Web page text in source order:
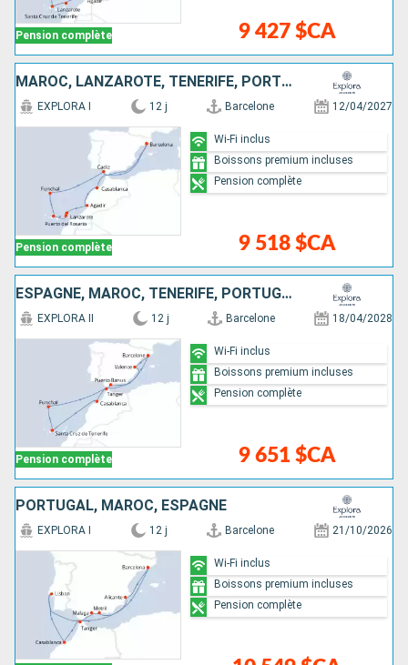
Pension complète 9 427 $CA
MAROC, LANZAROTE, TENERIFE, PORTUGAL, ESPAGNE
Pension complète
EXPLORA I 12 j Barcelone 12/04/2027
9 518 $CA
Wi-Fi inclus
Boissons premium incluses
Pension complète
ESPAGNE, MAROC, TENERIFE, PORTUGAL
Pension complète
EXPLORA II 12 j Barcelone 18/04/2028
9 651 $CA
Wi-Fi inclus
Boissons premium incluses
Pension complète
PORTUGAL, MAROC, ESPAGNE
EXPLORA I 12 j Barcelone 21/10/2026
Wi-Fi inclus
Boissons premium incluses
Pension complète